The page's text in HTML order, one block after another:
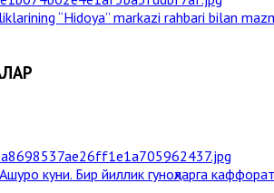
“Hidoya” markazi rahbari bilan
куни. Бир йиллик гуноҳларга